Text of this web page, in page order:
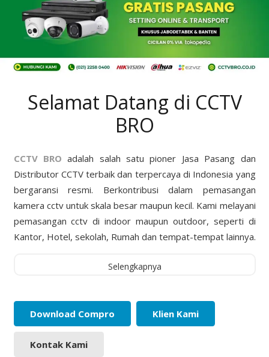
Selamat Datang di CCTV
BRO
CCTV BRO adalah salah satu pioner Jasa Pasang dan
Distributor CCTV terbaik dan terpercaya di Indonesia yang
bergaransi resmi. Berkontribusi dalam pemasangan
kamera cctv untuk skala besar maupun kecil. Kami melayani
pemasangan cctv di indoor maupun outdoor, seperti di
Kantor, Hotel, sekolah, Rumah dan tempat-tempat lainnya.
Selengkapnya
Download Compro Klien Kami
Kontak Kami